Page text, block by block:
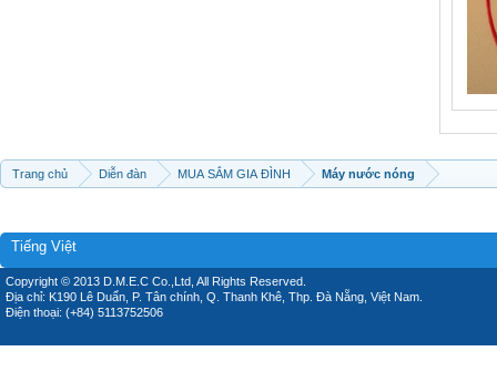
Trang chủ Diễn đàn MUA SẮM GIA ĐÌNH Máy nước nóng
Tiếng Việt
Copyright © 2013 D.M.E.C Co.,Ltd, All Rights Reserved.
Địa chỉ: K190 Lê Duẩn, P. Tân chính, Q. Thanh Khê, Thp. Đà Nẵng, Việt Nam.
Điện thoại: (+84) 5113752506